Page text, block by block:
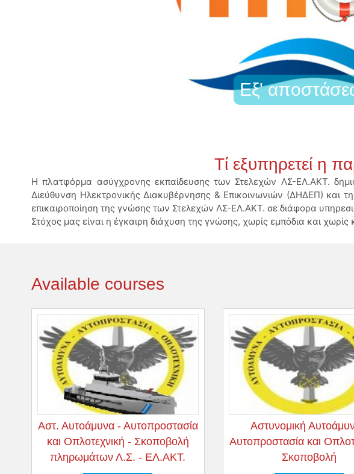
Εξ'
Τί εξυπηρετεί η
Η πλατφόρμα ασύγχρονης εκπαίδευσης των Στελεχών ΛΣ-ΕΛ.ΑΚΤ.
Διεύθυνση Ηλεκτρονικής Διακυβέρνησης & Επικοινωνιών (ΔΗΔΕΠ) και
επικαιροποίηση της γνώσης των Στελεχών ΛΣ-ΕΛ.ΑΚΤ. σε διάφορα
Στόχος μας είναι η έγκαιρη διάχυση της γνώσης, χωρίς εμπόδια και
Available courses
Αστ. Αυτοάμυνα - Αυτοπροστασία
και Οπλοτεχνική - Σκοποβολή
πληρωμάτων Λ.Σ. - ΕΛ.ΑΚΤ.
Αστυνομική
Αυτοπροστασία και
Σκοποβολή